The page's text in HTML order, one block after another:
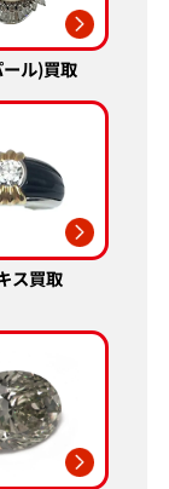
ミキモト K18
0.67ct
参考買取価格
ASK
2026年6月10日
ル)買取
ス買取